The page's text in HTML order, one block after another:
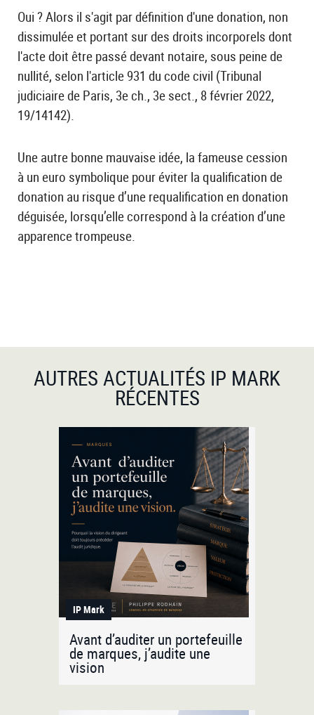
Oui ? Alors il s'agit par définition d'une donation, non
dissimulée et portant sur des droits incorporels dont
l'acte doit être passé devant notaire, sous peine de
nullité, selon l'article 931 du code civil (Tribunal
judiciaire de Paris, 3e ch., 3e sect., 8 février 2022,
19/14142).
Une autre bonne mauvaise idée, la fameuse cession
à un euro symbolique pour éviter la qualification de
donation au risque d’une requalification en donation
déguisée, lorsqu’elle correspond à la création d’une
apparence trompeuse.
AUTRES ACTUALITÉS IP MARK
RÉCENTES
IP Mark
Avant d’auditer un portefeuille
de marques, j’audite une
vision